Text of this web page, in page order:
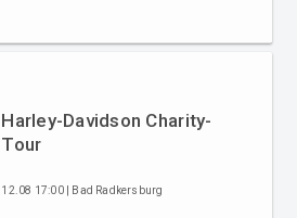
Harley-Davidson Charity-
Tour
12.08 17:00 | Bad Radkersburg